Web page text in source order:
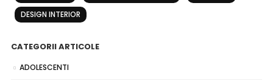
DESIGN INTERIOR
CATEGORII ARTICOLE
ADOLESCENTI